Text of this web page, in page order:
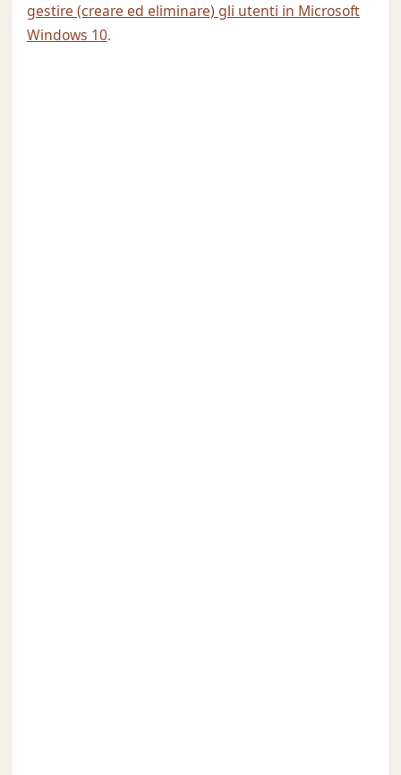
gestire (creare ed eliminare) gli utenti in Microsoft
Windows 10.